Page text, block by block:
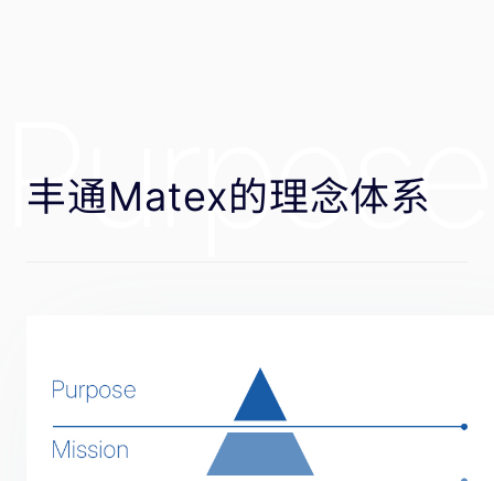
丰通Matex的理念体系